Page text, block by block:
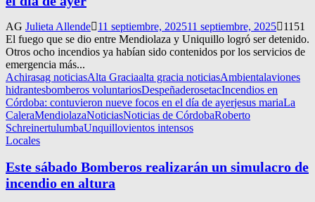
AG Julieta Allende 11 septiembre, 202511 septiembre, 2025
1151
El fuego que se dio entre Mendiolaza y Uniquillo logró ser detenido.
Otros ocho incendios ya habían sido contenidos por los servicios de
emergencia más...
Achirasag noticiasAlta Graciaalta gracia noticiasAmbientalaviones
hidrantesbomberos voluntariosDespeñaderosetacIncendios en
Córdoba: contuvieron nueve focos en el día de ayerjesus mariaLa
CaleraMendiolazaNoticiasNoticias de CórdobaRoberto
SchreinertulumbaUnquillovientos intensos
Locales
Este sábado Bomberos realizarán un simulacro de
incendio en altura